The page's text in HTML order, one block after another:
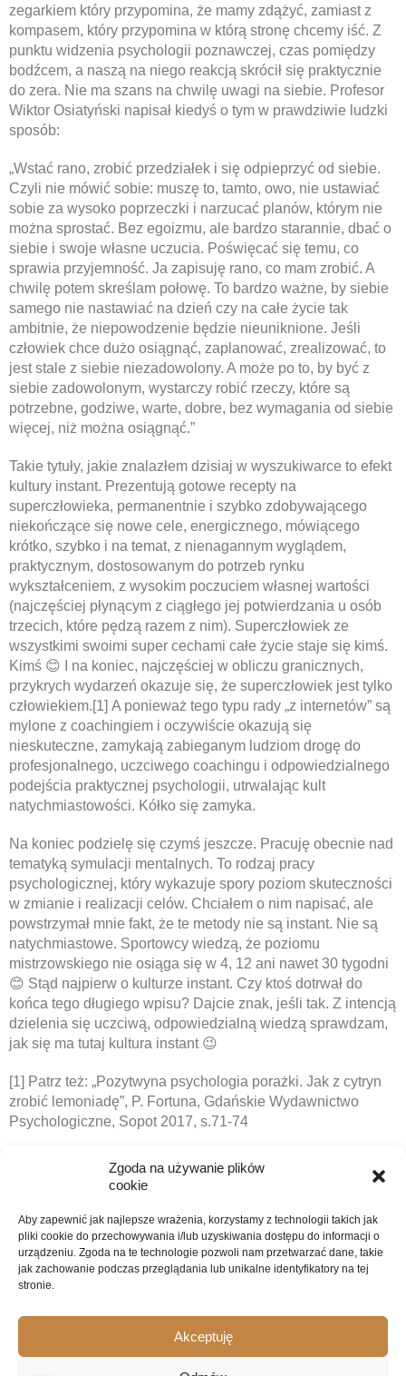
Zgoda na używanie plików
cookie
Aby zapewnić jak najlepsze wrażenia, korzystamy z technologii takich jak
pliki cookie do przechowywania i/lub uzyskiwania dostępu do informacji o
urządzeniu. Zgoda na te technologie pozwoli nam przetwarzać dane, takie
jak zachowanie podczas przeglądania lub unikalne identyfikatory na tej
stronie.
Akceptuję
zegarkiem który przypomina, że mamy zdążyć, zamiast z
kompasem, który przypomina w którą stronę chcemy iść. Z
punktu widzenia psychologii poznawczej, czas pomiędzy
bodźcem, a naszą na niego reakcją skrócił się praktycznie
do zera. Nie ma szans na chwilę uwagi na siebie. Profesor
Wiktor Osiatyński napisał kiedyś o tym w prawdziwie ludzki
sposób:
„Wstać rano, zrobić przedziałek i się odpieprzyć od siebie.
Czyli nie mówić sobie: muszę to, tamto, owo, nie ustawiać
sobie za wysoko poprzeczki i narzucać planów, którym nie
można sprostać. Bez egoizmu, ale bardzo starannie, dbać o
siebie i swoje własne uczucia. Poświęcać się temu, co
sprawia przyjemność. Ja zapisuję rano, co mam zrobić. A
chwilę potem skreślam połowę. To bardzo ważne, by siebie
samego nie nastawiać na dzień czy na całe życie tak
ambitnie, że niepowodzenie będzie nieuniknione. Jeśli
człowiek chce dużo osiągnąć, zaplanować, zrealizować, to
jest stale z siebie niezadowolony. A może po to, by być z
siebie zadowolonym, wystarczy robić rzeczy, które są
potrzebne, godziwe, warte, dobre, bez wymagania od siebie
więcej, niż można osiągnąć.”
Takie tytuły, jakie znalazłem dzisiaj w wyszukiwarce to efekt
kultury instant. Prezentują gotowe recepty na
superczłowieka, permanentnie i szybko zdobywającego
niekończące się nowe cele, energicznego, mówiącego
krótko, szybko i na temat, z nienagannym wyglądem,
praktycznym, dostosowanym do potrzeb rynku
wykształceniem, z wysokim poczuciem własnej wartości
(najczęściej płynącym z ciągłego jej potwierdzania u osób
trzecich, które pędzą razem z nim). Superczłowiek ze
wszystkimi swoimi super cechami całe życie staje się kimś.
Kimś 😊 I na koniec, najczęściej w obliczu granicznych,
przykrych wydarzeń okazuje się, że superczłowiek jest tylko
człowiekiem.[1] A ponieważ tego typu rady „z internetów” są
mylone z coachingiem i oczywiście okazują się
nieskuteczne, zamykają zabieganym ludziom drogę do
profesjonalnego, uczciwego coachingu i odpowiedzialnego
podejścia praktycznej psychologii, utrwalając kult
natychmiastowości. Kółko się zamyka.
Na koniec podzielę się czymś jeszcze. Pracuję obecnie nad
tematyką symulacji mentalnych. To rodzaj pracy
psychologicznej, który wykazuje spory poziom skuteczności
w zmianie i realizacji celów. Chciałem o nim napisać, ale
powstrzymał mnie fakt, że te metody nie są instant. Nie są
natychmiastowe. Sportowcy wiedzą, że poziomu
mistrzowskiego nie osiąga się w 4, 12 ani nawet 30 tygodni
😊 Stąd najpierw o kulturze instant. Czy ktoś dotrwał do
końca tego długiego wpisu? Dajcie znak, jeśli tak. Z intencją
dzielenia się uczciwą, odpowiedzialną wiedzą sprawdzam,
jak się ma tutaj kultura instant 😉
[1] Patrz też: „Pozytwyna psychologia porażki. Jak z cytryn
zrobić lemoniadę”, P. Fortuna, Gdańskie Wydawnictwo
Psychologiczne, Sopot 2017, s.71-74
NASTĘPNY WPIS
Adam Piotrowski - psycholog
O mnie
Kontakt